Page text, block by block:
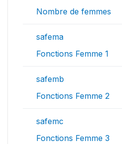
Nombre de femmes
safema
Fonctions Femme 1
safemb
Fonctions Femme 2
safemc
Fonctions Femme 3